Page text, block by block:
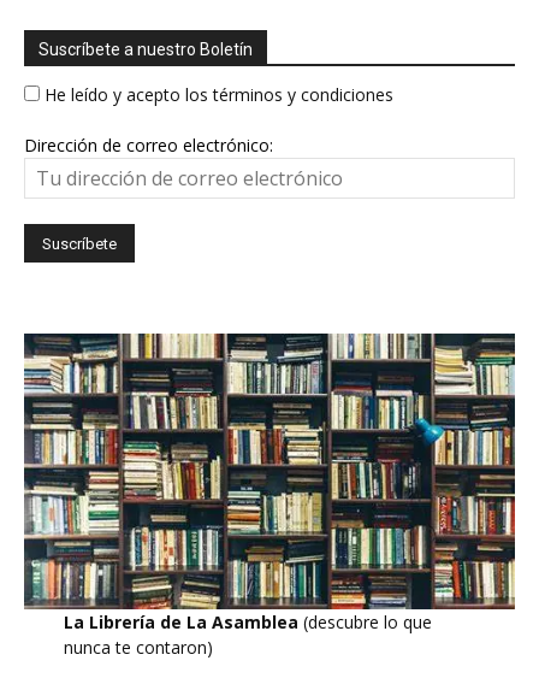
Suscríbete a nuestro Boletín
He leído y acepto los términos y condiciones
Dirección de correo electrónico:
La Librería de La Asamblea (descubre lo que
nunca te contaron)